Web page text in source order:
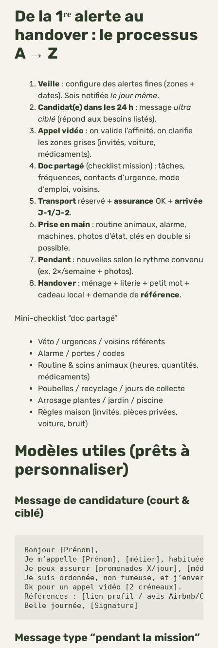
De la 1ʳᵉ alerte au
handover : le processus
A → Z
Veille : configure des alertes fines (zones +
dates). Sois notifiée le jour même.
Candidat(e) dans les 24 h : message ultra
ciblé (répond aux besoins listés).
Appel vidéo : on valide l’affinité, on clarifie
les zones grises (invités, voiture,
médicaments).
Doc partagé (checklist mission) : tâches,
fréquences, contacts d’urgence, mode
d’emploi, voisins.
Transport réservé + assurance OK + arrivée
J-1/J-2.
Prise en main : routine animaux, alarme,
machines, photos d’état, clés en double si
possible.
Pendant : nouvelles selon le rythme convenu
(ex. 2×/semaine + photos).
Handover : ménage + literie + petit mot +
cadeau local + demande de référence.
Mini-checklist “doc partagé”
Véto / urgences / voisins référents
Alarme / portes / codes
Routine & soins animaux (heures, quantités,
médicaments)
Poubelles / recyclage / jours de collecte
Arrosage plantes / jardin / piscine
Règles maison (invités, pièces privées,
voiture, bruit)
Modèles utiles (prêts à
personnaliser)
Message de candidature (court &
ciblé)
Bonjour [Prénom],
Je m’appelle [Prénom], [métier], habituée
Je peux assurer [promenades X/jour],
Je suis ordonnée, non-fumeuse, et
Ok pour un appel vidéo [2 créneaux].
Références : [lien profil / avis Airbnb/CS]
Belle journée, [Signature]
Message type “pendant la mission”